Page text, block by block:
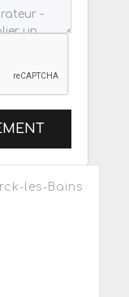
les-Bains